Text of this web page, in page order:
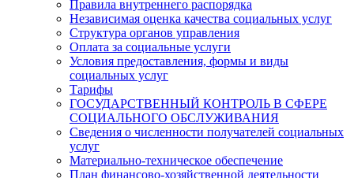
Правила внутреннего распорядка
Независимая оценка качества социальных услуг
Структура органов управления
Оплата за социальные услуги
Условия предоставления, формы и виды
социальных услуг
Тарифы
ГОСУДАРСТВЕННЫЙ КОНТРОЛЬ В СФЕРЕ
СОЦИАЛЬНОГО ОБСЛУЖИВАНИЯ
Сведения о численности получателей социальных
услуг
Материально-техническое обеспечение
План финансово-хозяйственной деятельности